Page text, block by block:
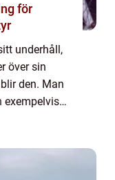
för
underhåll,
över sin
den. Man
exempelvis